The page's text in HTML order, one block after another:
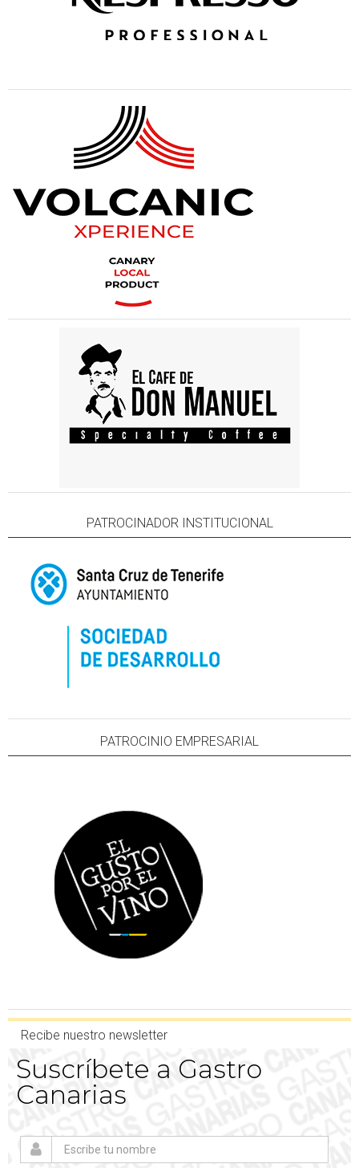
PATROCINADOR INSTITUCIONAL
PATROCINIO EMPRESARIAL
Recibe nuestro newsletter
Suscríbete a Gastro
Canarias